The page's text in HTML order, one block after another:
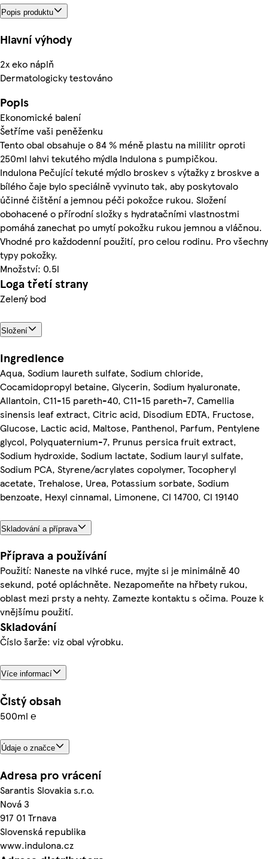
Popis produktu
Hlavní výhody
2x eko náplň
Dermatologicky testováno
Popis
Ekonomické balení
Šetříme vaši peněženku
Tento obal obsahuje o 84 % méně plastu na mililitr oproti
250ml lahvi tekutého mýdla Indulona s pumpičkou.
Indulona Pečující tekuté mýdlo broskev s výtažky z broskve a
bílého čaje bylo speciálně vyvinuto tak, aby poskytovalo
účinné čištění a jemnou péči pokožce rukou. Složení
obohacené o přírodní složky s hydratačními vlastnostmi
pomáhá zanechat po umytí pokožku rukou jemnou a vláčnou.
Vhodné pro každodenní použití, pro celou rodinu. Pro všechny
typy pokožky.
Množství: 0.5l
Loga třetí strany
Zelený bod
Složení
Ingredience
Aqua, Sodium laureth sulfate, Sodium chloride,
Cocamidopropyl betaine, Glycerin, Sodium hyaluronate,
Allantoin, C11-15 pareth-40, C11-15 pareth-7, Camellia
sinensis leaf extract, Citric acid, Disodium EDTA, Fructose,
Glucose, Lactic acid, Maltose, Panthenol, Parfum, Pentylene
glycol, Polyquaternium-7, Prunus persica fruit extract,
Sodium hydroxide, Sodium lactate, Sodium lauryl sulfate,
Sodium PCA, Styrene/acrylates copolymer, Tocopheryl
acetate, Trehalose, Urea, Potassium sorbate, Sodium
benzoate, Hexyl cinnamal, Limonene, CI 14700, CI 19140
Skladování a příprava
Příprava a používání
Použití: Naneste na vlhké ruce, myjte si je minimálně 40
sekund, poté opláchněte. Nezapomeňte na hřbety rukou,
oblast mezi prsty a nehty. Zamezte kontaktu s očima. Pouze k
vnějšímu použití.
Skladování
Číslo šarže: viz obal výrobku.
Více informací
Čistý obsah
500ml ℮
Údaje o značce
Adresa pro vrácení
Sarantis Slovakia s.r.o.
Nová 3
917 01 Trnava
Slovenská republika
www.indulona.cz